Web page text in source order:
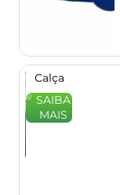
Calça
Brim
Elástico
Total –
SAIBA
MAIS